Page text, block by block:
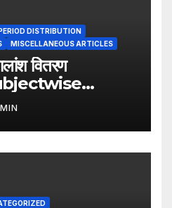
DISTRIBUTION
MISCELLANEOUS ARTICLES
वितरण